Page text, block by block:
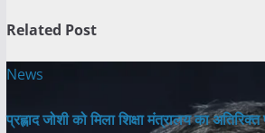
Related Post
News
प्रह्लाद जोशी को मिला शिक्षा मंत्रालय का